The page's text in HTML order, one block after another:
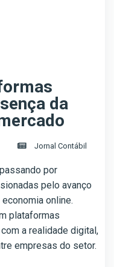
da
Jornal Contábil
por
pelo avanço
online.
plataformas
a realidade digital,
empresas do setor.